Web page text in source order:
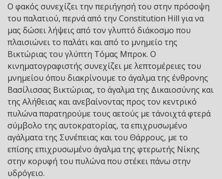
Ο φακός συνεχίζει την περιήγησή του στην πρόσοψη
του παλατιού, περνά από την Constitution Hill για να
μας δώσει λήψεις από τον γλυπτό διάκοσμο που
πλαισιώνει το παλάτι και από το μνημείο της
Βικτώριας του γλύπτη Τόμας Μπροκ. Ο
κινηματογραφιστής συνεχίζει με λεπτομέρειες του
μνημείου όπου διακρίνουμε το άγαλμα της ένθρονης
Βασίλισσας Βικτώριας, το άγαλμα της Δικαιοσύνης και
της Αλήθειας και ανεβαίνοντας προς τον κεντρικό
πυλώνα παρατηρούμε τους αετούς με τ΄ανοιχτά φτερά
σύμβολο της αυτοκρατορίας, τα επιχρυσωμένο
αγάλματα της Συνέπειας και του Θάρρους, με το
επίσης επιχρυσωμένο άγαλμα της φτερωτής Νίκης
στην κορυφή του πυλώνα που στέκει πάνω στην
υδρόγειο.